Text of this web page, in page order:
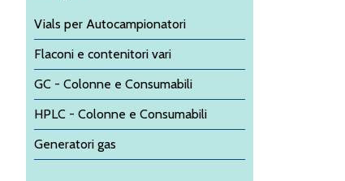
Vials per Autocampionatori
Flaconi e contenitori vari
GC - Colonne e Consumabili
HPLC - Colonne e Consumabili
Generatori gas